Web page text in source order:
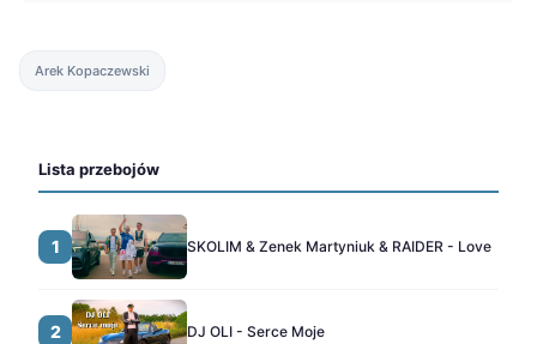
Arek Kopaczewski
Lista przebojów
1 SKOLIM & Zenek Martyniuk & RAIDER - Love
2 DJ OLI - Serce Moje